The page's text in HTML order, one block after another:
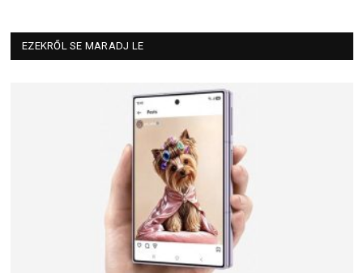
EZEKRŐL SE MARADJ LE